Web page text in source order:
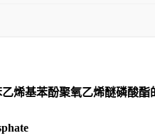
烯基苯酚聚氧乙烯醚磷酸酯